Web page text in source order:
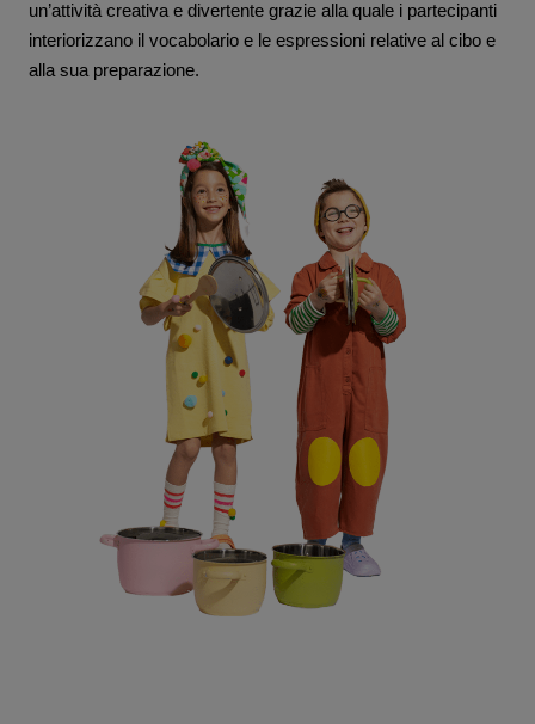
un’attività creativa e divertente grazie alla quale i partecipanti
interiorizzano il vocabolario e le espressioni relative al cibo e
alla sua preparazione.